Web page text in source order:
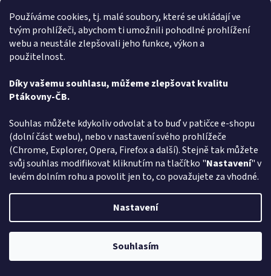
Používáme cookies, tj. malé soubory, které se ukládají ve
tvým prohlížeči, abychom ti umožnili pohodlné prohlížení
webu a neustále zlepšovali jeho funkce, výkon a
použitelnost.
Díky vašemu souhlasu, můžeme zlepšovat kvalitu
Ptákovny-ČB.
Souhlas můžete kdykoliv odvolat a to buď v patičce e-shopu
(dolní část webu), nebo v nastavení svého prohlížeče
(Chrome, Explorer, Opera, Firefox a další). Stejně tak můžete
svůj souhlas modifikovat kliknutím na tlačítko "Nastavení" v
levém dolním rohu a povolit jen to, co považujete za vhodné.
Nastavení
Souhlasím
Barva na vlasy žlutá - 125ml
Skladem
Do košíku
Máte rádi legraci a hledáte - Barva na vlasy žlutou - vyberte si v
rodinném e-shopu ptakoviny-cb.cz. Doručujeme po celé České